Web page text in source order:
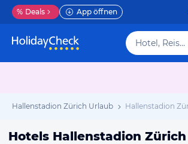
% Deals App öffnen
Hotel, Reiseziel
Hallenstadion Zürich Urlaub Hallenstadion
Hotels Hallenstadion Zürich